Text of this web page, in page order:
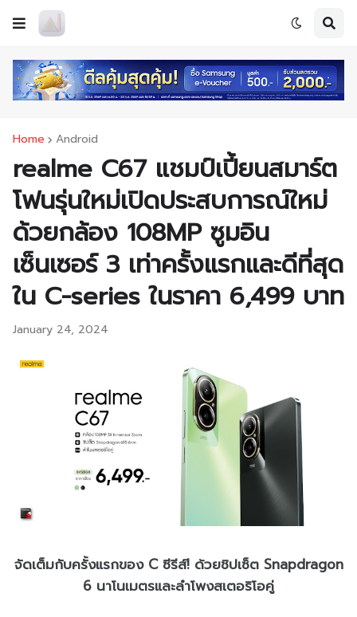
Home Android
realme C67 แชมป์เปี้ยนสมาร์ต
โฟนรุ่นใหม่เปิดประสบการณ์ใหม่
ด้วยกล้อง 108MP ซูมอิน
เซ็นเซอร์ 3 เท่าครั้งแรกและดีที่สุด
ใน C-series ในราคา 6,499 บาท
January 24, 2024
จัดเต็มกับครั้งแรกของ C ซีรีส์! ด้วยชิปเซ็ต Snapdragon
6 นาโนเมตรและลำโพงสเตอริโอคู่